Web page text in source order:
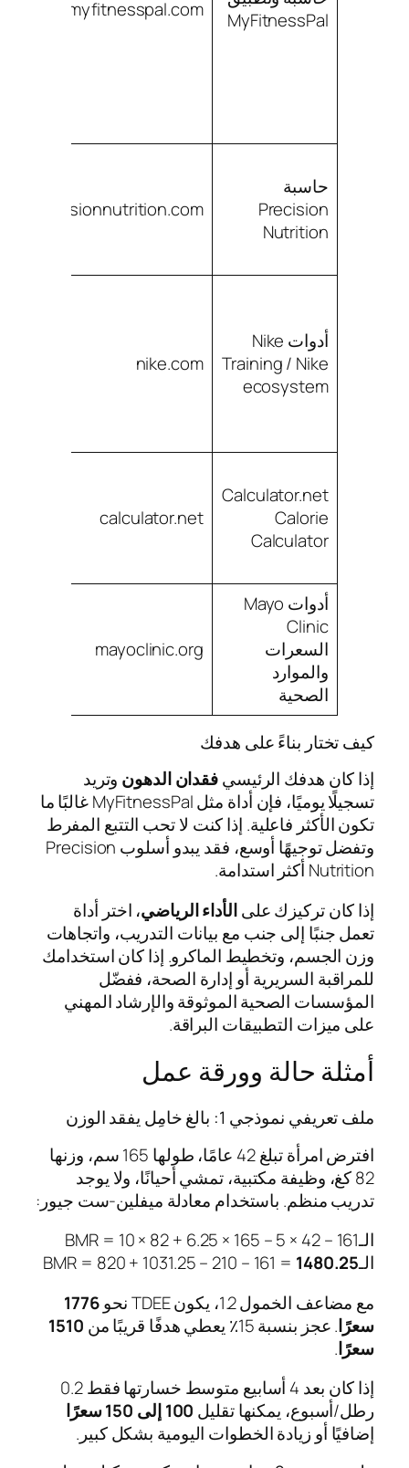
MyFitnessPal
myfitnesspal.com
حاسبة
Precision
Nutrition
precisionnutrition.com
أدوات Nike
Training / Nike
ecosystem
nike.com
Calculator.net
Calorie
Calculator
calculator.net
أدوات Mayo
Clinic
السعرات
والموارد
الصحية
mayoclinic.org
كيف تختار بناءً على هدفك
إذا كان هدفك الرئيسيفقدان الدهون وتريد
تسجيلًا يوميًا، فإن أداة مثل MyFitnessPal غالبًا ما
تكون الأكثر فاعلية. إذا كنت لا تحب التتبع المفرط
وتفضل توجيهًا أوسع، فقد يبدو أسلوب Precision
Nutrition أكثر استدامة.
إذا كان تركيزك علىالأداء الرياضي، اختر أداة
تعمل جنبًا إلى جنب مع بيانات التدريب، واتجاهات
وزن الجسم، وتخطيط الماكرو. إذا كان استخدامك
للمراقبة السريرية أو إدارة الصحة، ففضّل
المؤسسات الصحية الموثوقة والإرشاد المهني
على ميزات التطبيقات البراقة.
أمثلة حالة وورقة عمل
ملف تعريفي نموذجي 1: بالغ خامِل يفقد الوزن
افترض امرأة تبلغ 42 عامًا، طولها 165 سم، وزنها
82 كغ، وظيفة مكتبية، تمشي أحيانًا، ولا يوجد
تدريب منظم. باستخدام معادلة ميفلين‑ست جيور:
الـBMR = 10 × 82 + 6.25 × 165 – 5 × 42 – 161
الـBMR = 820 + 1031.25 – 210 – 161 =1480.25
مع مضاعف الخمول 1.2، يكون TDEE نحو
1776
سعرًا. عجز بنسبة 15٪ يعطي هدفًا قريبًا من
1510
سعرًا.
إذا كان بعد 4 أسابيع متوسط خسارتها فقط 0.2
رطل/أسبوع، يمكنها تقليل 100 إلى 150 سعرًا
إضافيًا أو زيادة الخطوات اليومية بشكل كبير.